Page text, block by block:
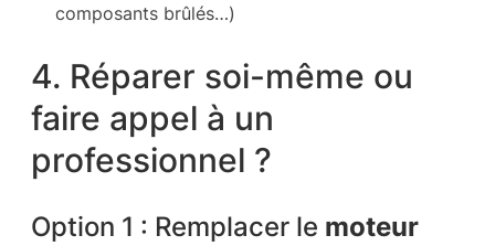
composants brûlés…)
4. Réparer soi-même ou
faire appel à un
professionnel ?
Option 1 : Remplacer le moteur